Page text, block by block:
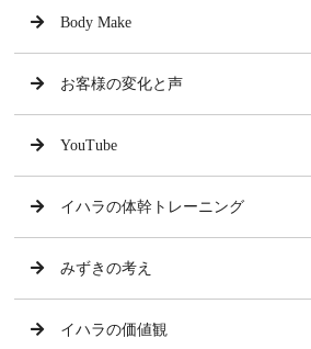
Body Make
お客様の変化と声
YouTube
イハラの体幹トレーニング
みずきの考え
イハラの価値観